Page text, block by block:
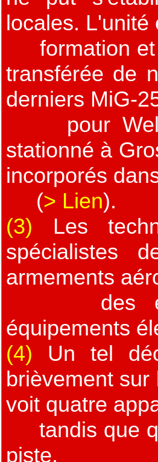
locales. L'unité
formation et
transférée de
derniers MiG-
pour
stationné à
incorporés
(> Lien).
(3) Les
spécialistes
armements
des
équipements
(4) Un tel
brièvement
voit quatre
tandis que
piste.